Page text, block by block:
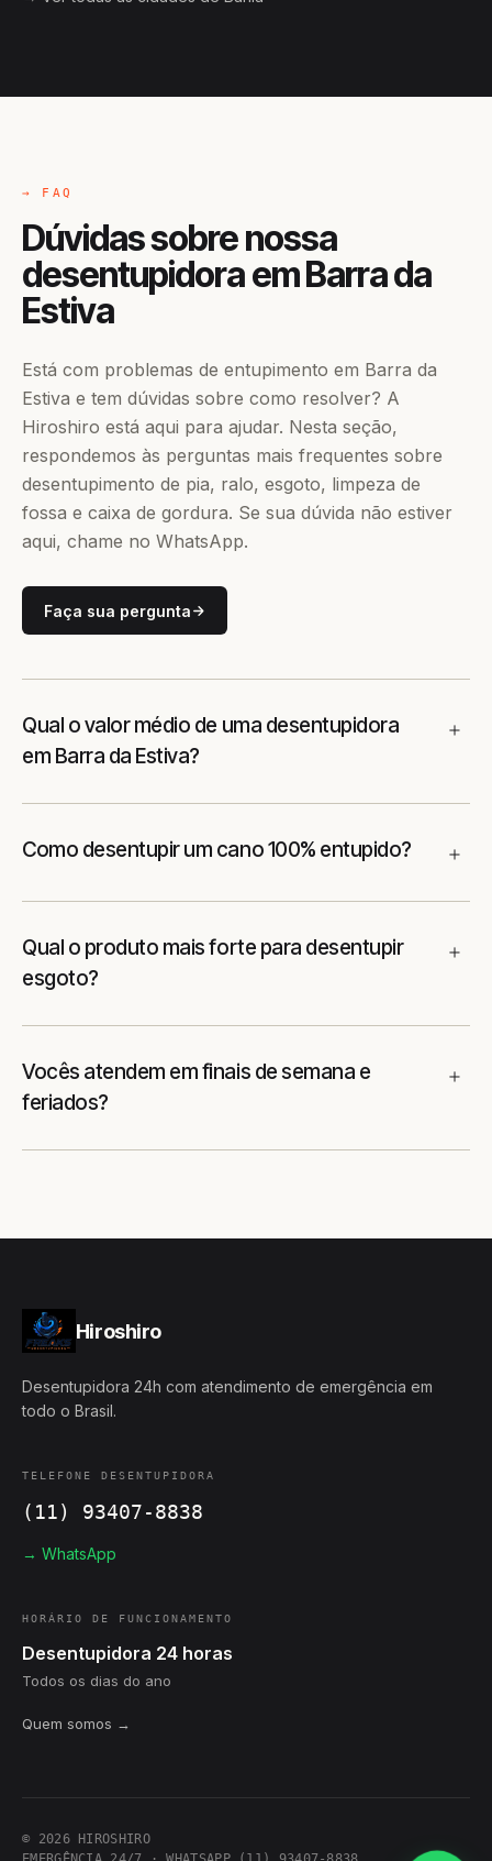
→ FAQ
Dúvidas sobre nossa
desentupidora em Barra da
Estiva
Está com problemas de entupimento em Barra da
Estiva e tem dúvidas sobre como resolver? A
Hiroshiro está aqui para ajudar. Nesta seção,
respondemos às perguntas mais frequentes sobre
desentupimento de pia, ralo, esgoto, limpeza de
fossa e caixa de gordura. Se sua dúvida não estiver
aqui, chame no WhatsApp.
Faça sua pergunta
Qual o valor médio de uma desentupidora
em Barra da Estiva?
Como desentupir um cano 100% entupido?
Qual o produto mais forte para desentupir
esgoto?
Vocês atendem em finais de semana e
feriados?
Hiroshiro
Desentupidora 24h com atendimento de emergência em
todo o Brasil.
TELEFONE DESENTUPIDORA
(11) 93407-8838
→ WhatsApp
HORÁRIO DE FUNCIONAMENTO
Desentupidora 24 horas
Todos os dias do ano
Quem somos →
© 2026 HIROSHIRO